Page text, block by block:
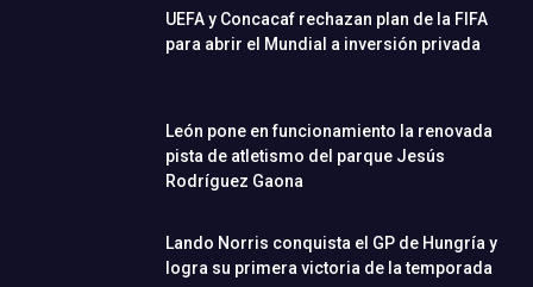
UEFA y Concacaf rechazan plan de la FIFA
para abrir el Mundial a inversión privada
León pone en funcionamiento la renovada
pista de atletismo del parque Jesús
Rodríguez Gaona
Lando Norris conquista el GP de Hungría y
logra su primera victoria de la temporada